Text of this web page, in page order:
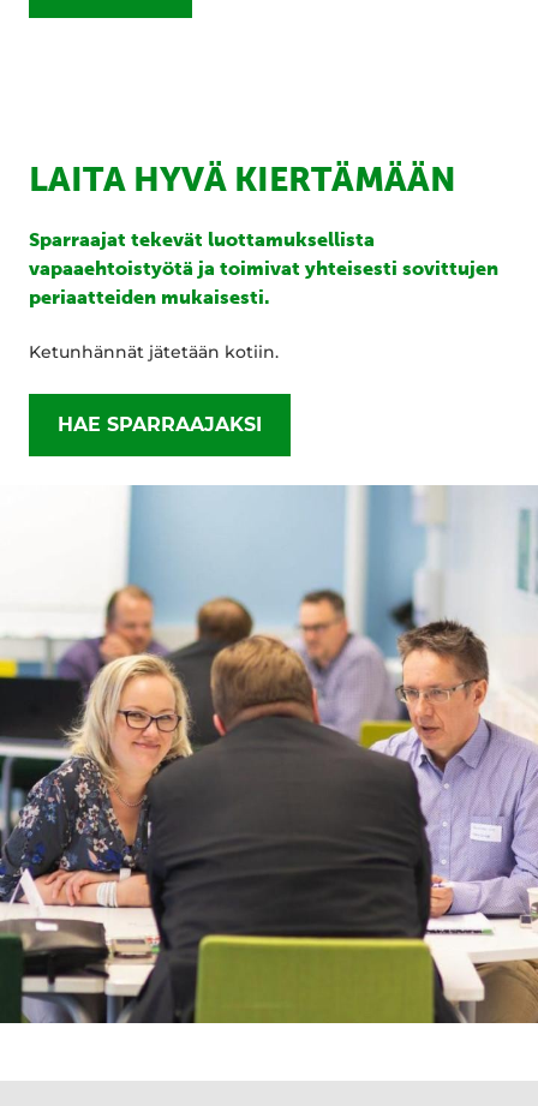
LAITA HYVÄ KIERTÄMÄÄN
Sparraajat tekevät luottamuksellista
vapaaehtoistyötä ja toimivat yhteisesti sovittujen
periaatteiden mukaisesti.
Ketunhännät jätetään kotiin.
HAE SPARRAAJAKSI